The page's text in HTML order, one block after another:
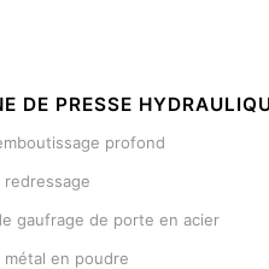
DE PRESSE
profond
redressage
gaufrage de porte en acier
métal en poudre